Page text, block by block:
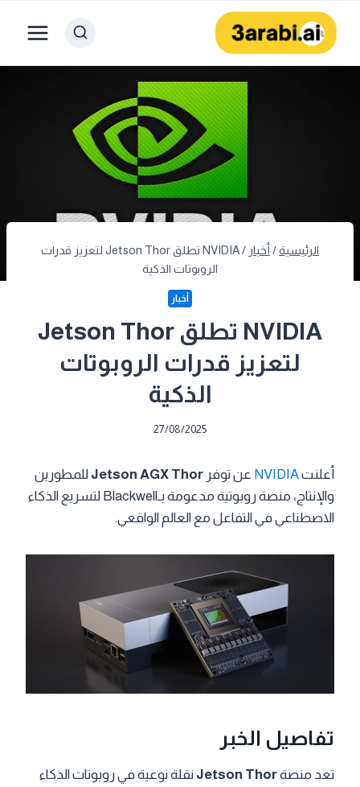
المحتوى
الرئيسية/ أخبار /
NVIDIA تطلق Jetson Thor لتعزيز قدرات
الروبوتات الذكية
أخبار
NVIDIA تطلق Jetson Thor
لتعزيز قدرات الروبوتات
الذكية
27/08/2025
أعلنتNVIDIA عن توفر Jetson AGX Thor للمطورين
والإنتاج، منصة روبوتية مدعومة بـBlackwell لتسريع الذكاء
الاصطناعي في التفاعل مع العالم الواقعي.
تفاصيل الخبر
تعد منصةJetson Thor نقلة نوعية في روبوتات الذكاء